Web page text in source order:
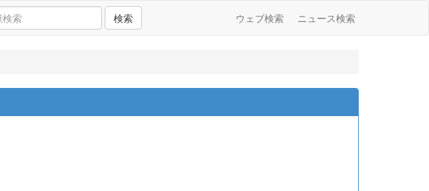
検索 ウェブ検索 ニュース検索